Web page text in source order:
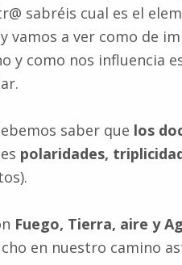
sabréis cual es el
vamos a ver como de
y como nos influencia
saber que los
polaridades,
Fuego, Tierra, aire y
en nuestro camino